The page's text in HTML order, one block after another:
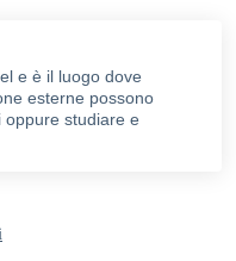
e è il luogo dove
esterne possono
oppure studiare e